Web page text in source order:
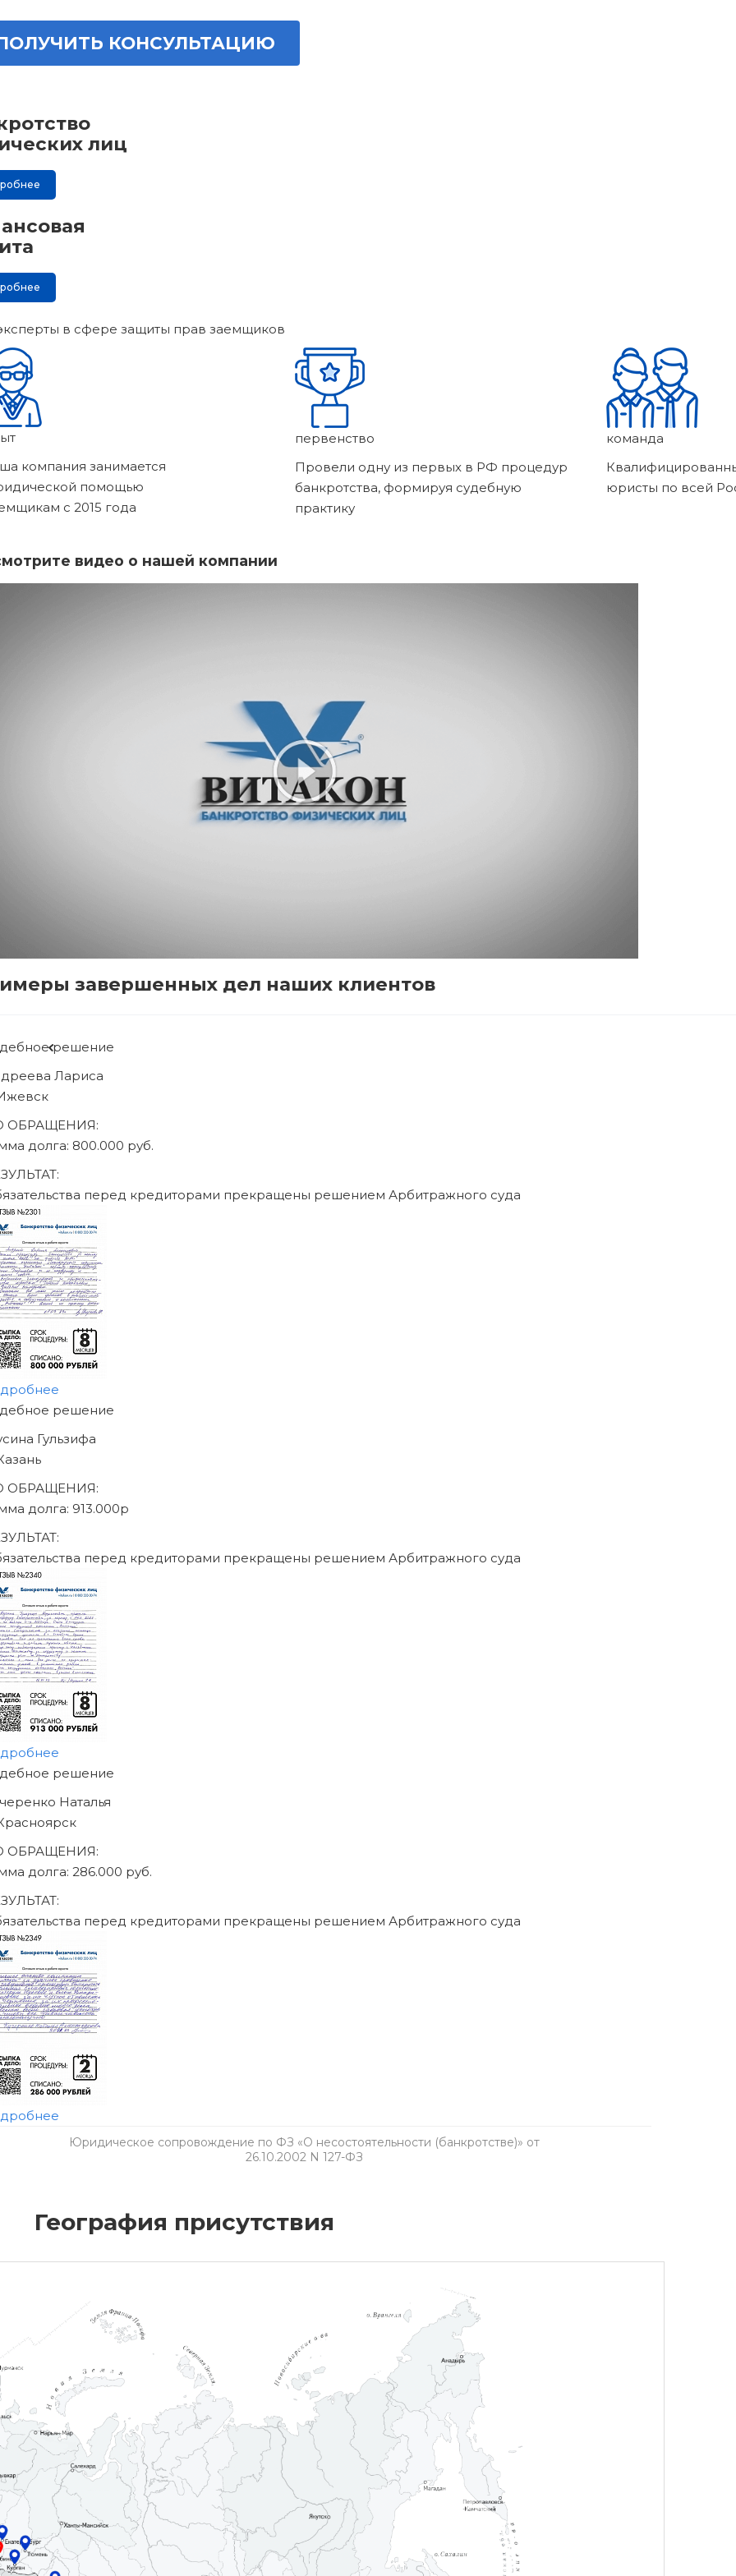
КОНСУЛЬТАЦИЮ
лиц
в сфере защиты прав заемщиков
компания занимается
помощью
с 2015 года
первенство
Провели одну из первых в РФ процедур
банкротства, формируя судебную
практику
команда
юристы по всей
видео о нашей компании
завершенных дел наших клиентов
решение
Людмила
Ижевск
ОБРАЩЕНИЯ:
долга: 470.000 руб.
перед кредиторами прекращены решением Арбитражного суда
ИЗБАВЛЯТЬСЯ
ДОЛГОВ
СЕГОДНЯ!
на консультацию
Юридическое сопровождение по ФЗ «О несостоятельности (банкротстве)» от
26.10.2002 N 127-ФЗ
География присутствия